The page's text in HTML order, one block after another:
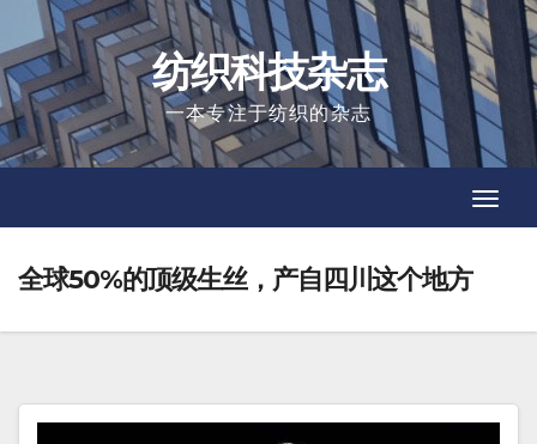
to
content
纺织科技杂志
一本专注于纺织的杂志
全球50%的顶级生丝，产自四川这个地方